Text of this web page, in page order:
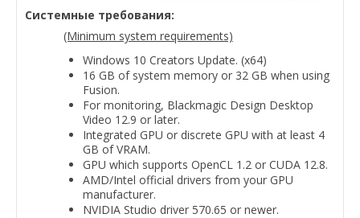
Системные требования:
(Minimum system requirements)
Windows 10 Creators Update. (x64)
16 GB of system memory or 32 GB when using
Fusion.
For monitoring, Blackmagic Design Desktop
Video 12.9 or later.
Integrated GPU or discrete GPU with at least 4
GB of VRAM.
GPU which supports OpenCL 1.2 or CUDA 12.8.
AMD/Intel official drivers from your GPU
manufacturer.
NVIDIA Studio driver 570.65 or newer.